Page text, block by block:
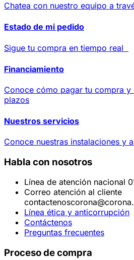
Chatea con nuestro equipo a
Estado de mi pedido
Sigue tu compra en tiempo real
Financiamiento
Conoce cómo pagar tu compra
plazos
Nuestros servicios
Conoce nuestras instalaciones y
Habla con nosotros
Línea de atención nacional
Correo atención al cliente
Línea ética y anticorrupción
Contáctenos
Preguntas frecuentes
Proceso de compra